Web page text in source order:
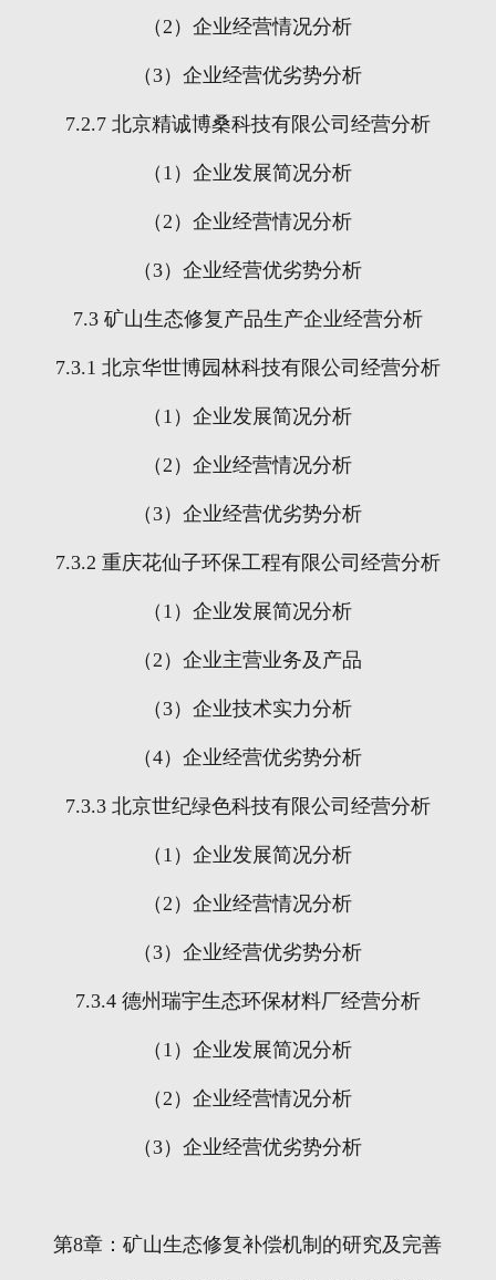
（ 2 ）企业经营情况分析
（3）企业经营优劣势分析
7.2.7 北京精诚博桑科技有限公司经营分析
（ 1 ）企业发展简况分析
（ 2 ）企业经营情况分析
（3）企业经营优劣势分析
7.3 矿山生态修复产品生产企业经营分析
7.3.1 北京华世博园林科技有限公司经营分析
（ 1 ）企业发展简况分析
（ 2 ）企业经营情况分析
（3）企业经营优劣势分析
7.3.2 重庆花仙子环保工程有限公司经营分析
（ 1 ）企业发展简况分析
（ 2 ）企业主营业务及产品
（3）企业技术实力分析
（4）企业经营优劣势分析
7.3.3 北京世纪绿色科技有限公司经营分析
（ 1 ）企业发展简况分析
（ 2 ）企业经营情况分析
（3）企业经营优劣势分析
7.3.4 德州瑞宇生态环保材料厂经营分析
（ 1 ）企业发展简况分析
（ 2 ）企业经营情况分析
（3）企业经营优劣势分析
第8章：矿山生态修复补偿机制的研究及完善